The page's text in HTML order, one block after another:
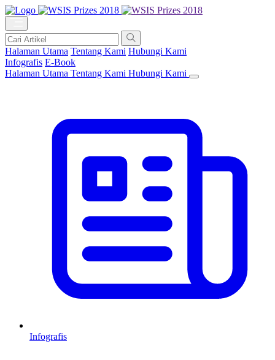
Halaman Utama Tentang Kami Hubungi Kami
Infografis E-Book
Halaman Utama Tentang Kami Hubungi Kami
Infografis